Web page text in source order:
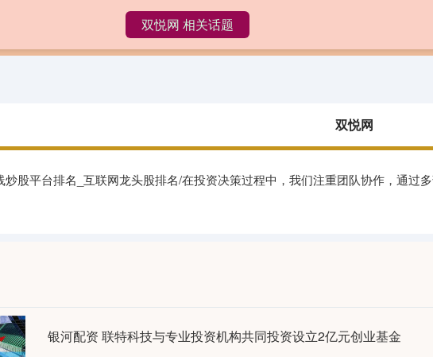
双悦网
双悦网
股平台排名_互联网龙头股排名/在投资决策过程中，我们注重团队协作，通过
双悦网 相关话题
银河配资 联特科技与专业投资机构共同投资设立2亿元创业基金